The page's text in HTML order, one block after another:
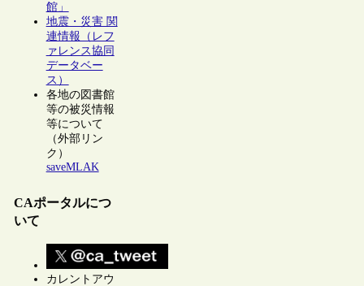
館」
地震・災害 関
連情報（レフ
ァレンス協同
データベー
ス）
各地の図書館
等の被災情報
等について
（外部リン
ク）
saveMLAK
CAポータルにつ
いて
カレントアウ